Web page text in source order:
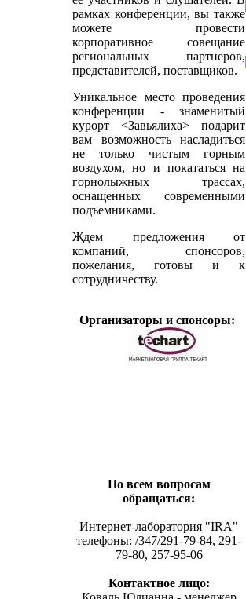
рамках конференции, вы также
можете провести
корпоративное совещание
региональных партнеров,
представителей, поставщиков.
Уникальное место проведения
конференции - знаменитый
курорт <Завьялиха> подарит
вам возможность насладиться
не только чистым горным
воздухом, но и покататься на
горнолыжных трассах,
оснащенных современными
подъемниками.
Ждем предложения от
компаний, спонсоров,
пожелания, готовы и к
сотрудничеству.
Организаторы и спонсоры:
По всем вопросам
обращаться:
Интернет-лаборатория "IRA"
телефоны: /347/291-79-84, 291-
79-80, 257-95-06
Контактное лицо: